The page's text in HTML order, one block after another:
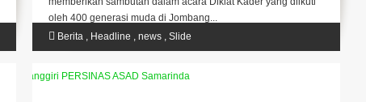
oleh 400 generasi muda di Jombang...
Berita , Headline ,news ,Slide